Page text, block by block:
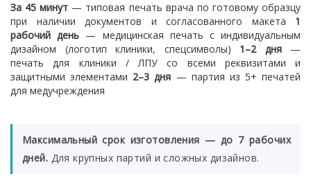
За 45 минут — типовая печать врача по готовому образцу
при наличии документов и согласованного макета
1
рабочий день — медицинская печать с индивидуальным
дизайном (логотип клиники, спецсимволы)
1–2 дня—
печать для клиники / ЛПУ со всеми реквизитами и
защитными элементами 2–3 дня — партия из 5+ печатей
для медучреждения
Максимальный срок изготовления — до 7 рабочих
дней. Для крупных партий и сложных дизайнов.